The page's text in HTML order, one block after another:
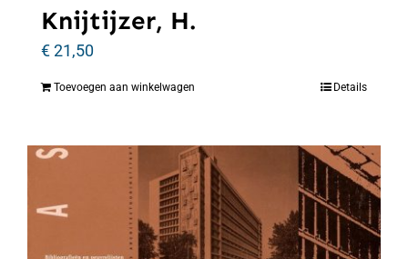
Knijtijzer, H.
€21,50
Toevoegen aan winkelwagen Details